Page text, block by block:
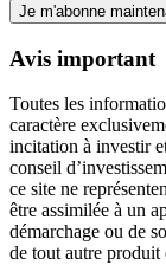
Je m'abonne
Avis important
Toutes les
caractère
incitation à investir
conseil
ce site ne
être assimilée à un
démarchage ou de
de tout autre produit